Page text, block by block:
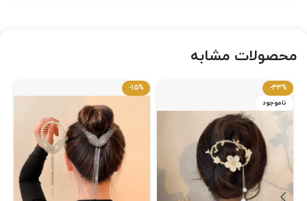
محصولات مشابه
-33%
ناموجود
-15%